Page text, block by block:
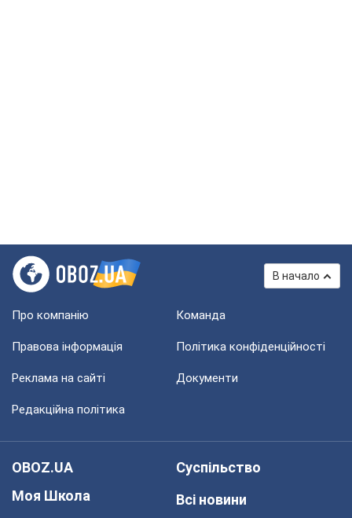
В начало
Про компанію Команда
Правова інформація Політика конфіденційності
Реклама на сайті Документи
Редакційна політика
OBOZ.UA
Моя Школа
Суспільство
Всі новини